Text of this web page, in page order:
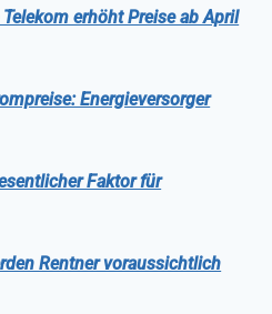
erhöht Preise ab April
Energieversorger
Faktor für
Rentner voraussichtlich